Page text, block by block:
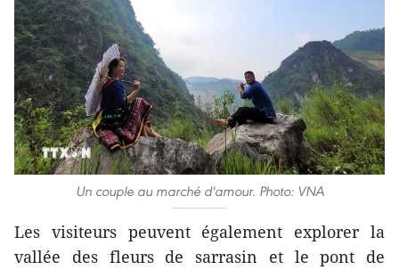
Un couple au marché d'amour. Photo: VNA
Les visiteurs peuvent également explorer la
vallée des fleurs de sarrasin et le pont de